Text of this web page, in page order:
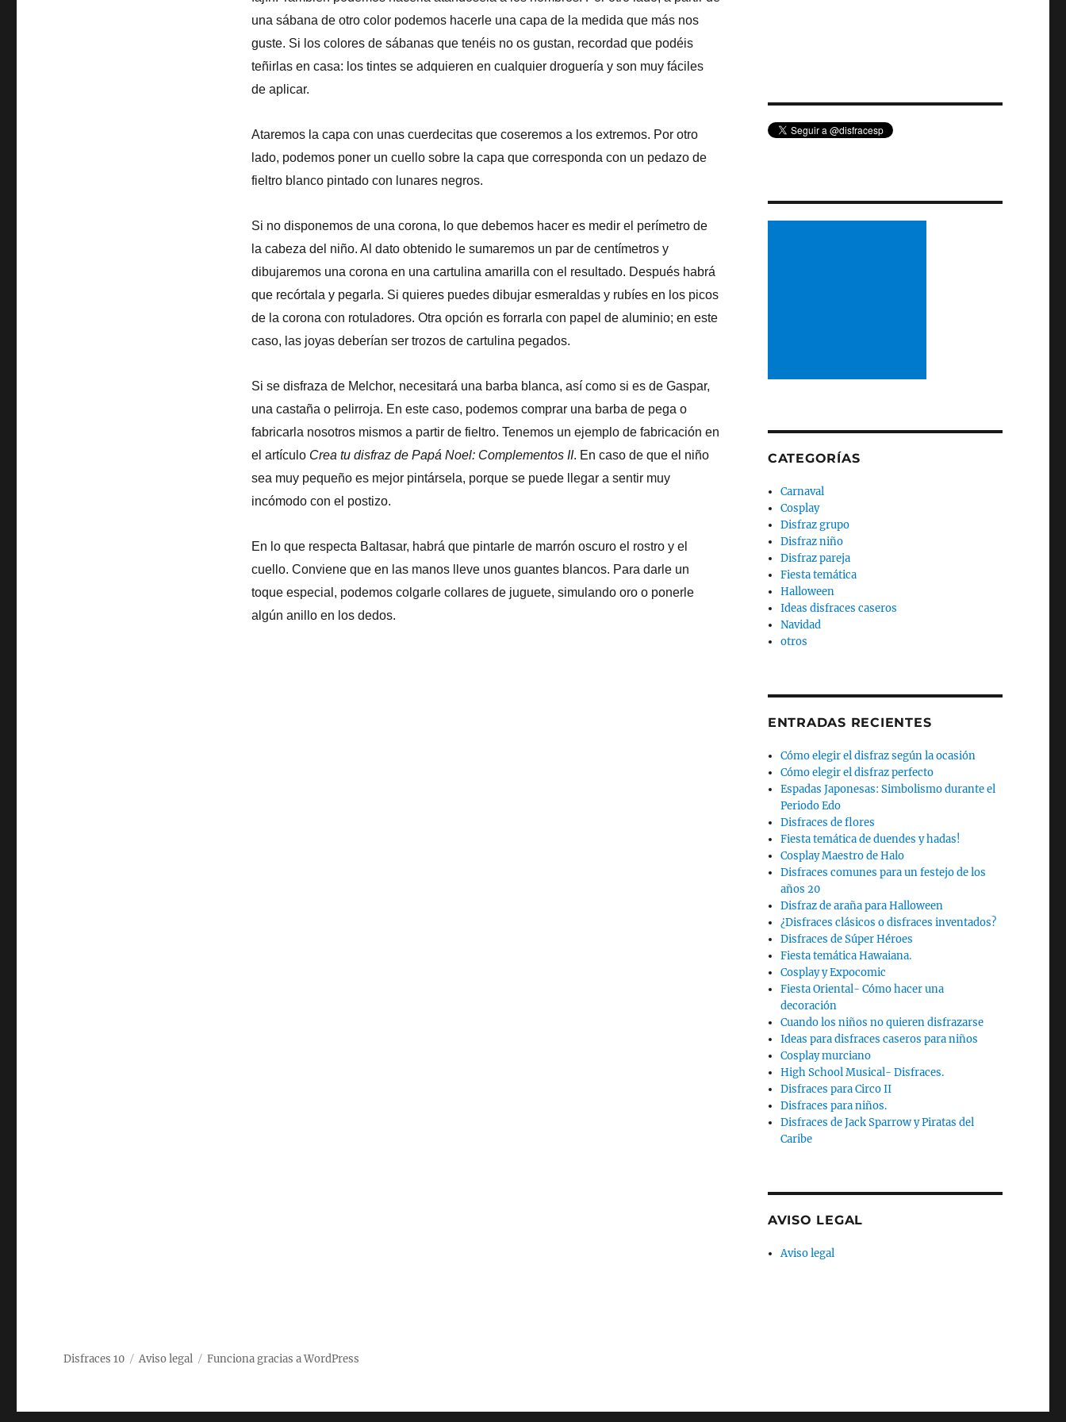
una sábana de otro color podemos hacerle una capa de la medida que más nos
guste. Si los colores de sábanas que tenéis no os gustan, recordad que podéis
teñirlas en casa: los tintes se adquieren en cualquier droguería y son muy fáciles
de aplicar.
Ataremos la capa con unas cuerdecitas que coseremos a los extremos. Por otro
lado, podemos poner un cuello sobre la capa que corresponda con un pedazo de
fieltro blanco pintado con lunares negros.
Si no disponemos de una corona, lo que debemos hacer es medir el perímetro de
la cabeza del niño. Al dato obtenido le sumaremos un par de centímetros y
dibujaremos una corona en una cartulina amarilla con el resultado. Después habrá
que recórtala y pegarla. Si quieres puedes dibujar esmeraldas y rubíes en los picos
de la corona con rotuladores. Otra opción es forrarla con papel de aluminio; en este
caso, las joyas deberían ser trozos de cartulina pegados.
Si se disfraza de Melchor, necesitará una barba blanca, así como si es de Gaspar,
una castaña o pelirroja. En este caso, podemos comprar una barba de pega o
fabricarla nosotros mismos a partir de fieltro. Tenemos un ejemplo de fabricación en
el artículo Crea tu disfraz de Papá Noel: Complementos II. En caso de que el niño
sea muy pequeño es mejor pintársela, porque se puede llegar a sentir muy
incómodo con el postizo.
En lo que respecta Baltasar, habrá que pintarle de marrón oscuro el rostro y el
cuello. Conviene que en las manos lleve unos guantes blancos. Para darle un
toque especial, podemos colgarle collares de juguete, simulando oro o ponerle
algún anillo en los dedos.
CATEGORÍAS
Carnaval
Cosplay
Disfraz grupo
Disfraz niño
Disfraz pareja
Fiesta temática
Halloween
Ideas disfraces caseros
Navidad
otros
ENTRADAS RECIENTES
Cómo elegir el disfraz según la ocasión
Cómo elegir el disfraz perfecto
Espadas Japonesas: Simbolismo durante el
Periodo Edo
Disfraces de flores
Fiesta temática de duendes y hadas!
Cosplay Maestro de Halo
Disfraces comunes para un festejo de los
años 20
Disfraz de araña para Halloween
¿Disfraces clásicos o disfraces inventados?
Disfraces de Súper Héroes
Fiesta temática Hawaiana.
Cosplay y Expocomic
Fiesta Oriental- Cómo hacer una
decoración
Cuando los niños no quieren disfrazarse
Ideas para disfraces caseros para niños
Cosplay murciano
High School Musical- Disfraces.
Disfraces para Circo II
Disfraces para niños.
Disfraces de Jack Sparrow y Piratas del
Caribe
AVISO LEGAL
Aviso legal
Disfraces 10 Aviso legal Funciona gracias a WordPress